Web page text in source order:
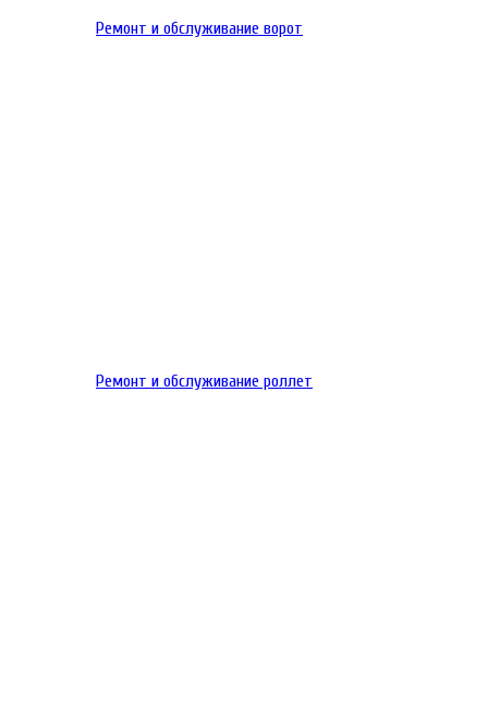
Ремонт и обслуживание ворот
Ремонт и обслуживание роллет